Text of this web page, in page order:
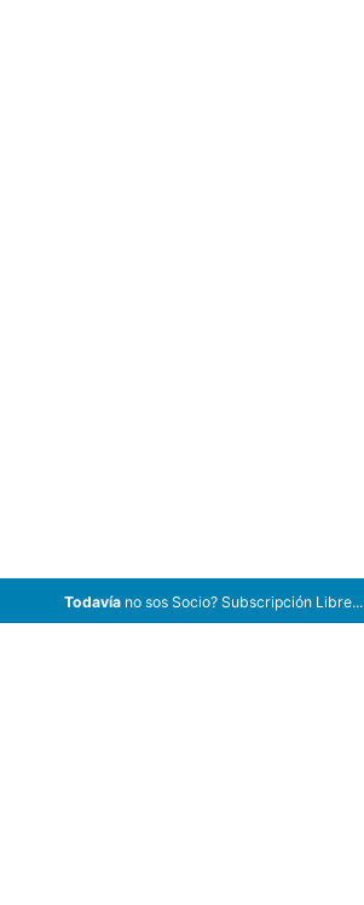
Todavíano sos Socio? Subscripción Libre...